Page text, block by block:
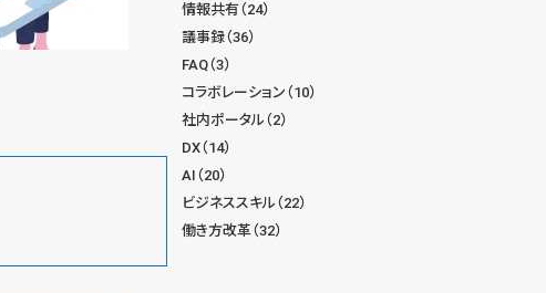
情報共有（24）
議事録（36）
FAQ（3）
コラボレーション（10）
社内ポータル（2）
DX（14）
AI（20）
ビジネススキル（22）
働き方改革（32）